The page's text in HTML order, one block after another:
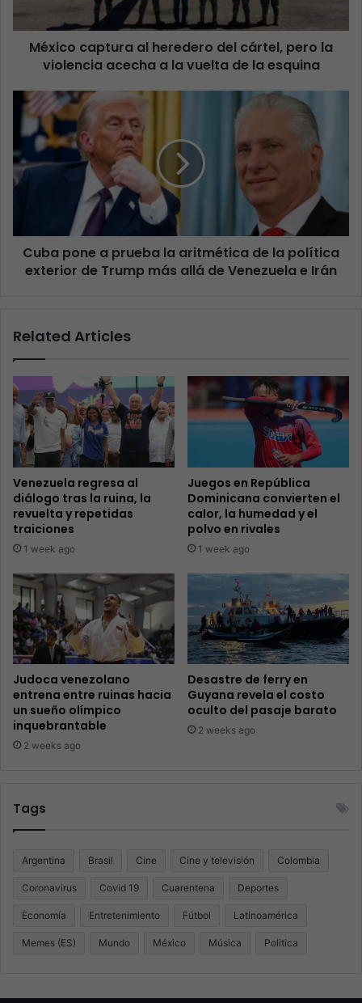
México captura al heredero del cártel, pero la
violencia acecha a la vuelta de la esquina
Cuba pone a prueba la aritmética de la política
exterior de Trump más allá de Venezuela e Irán
Related Articles
Venezuela regresa al
diálogo tras la ruina, la
revuelta y repetidas
traiciones
1 week ago
Juegos en República
Dominicana convierten el
calor, la humedad y el
polvo en rivales
1 week ago
Judoca venezolano
entrena entre ruinas hacia
un sueño olímpico
inquebrantable
2 weeks ago
Desastre de ferry en
Guyana revela el costo
oculto del pasaje barato
2 weeks ago
Tags
Argentina Brasil Cine Cine y televisión Colombia
Coronavirus Covid 19 Cuarentena Deportes
Economía Entretenimiento Fútbol Latinoamérica
Memes (ES) Mundo México Música Politica